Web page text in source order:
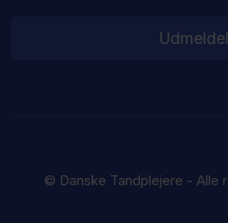
© Danske Tandplejere - Alle